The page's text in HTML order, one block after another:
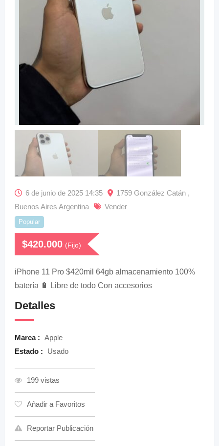
6 de junio de 2025 14:35
1759 González Catán ,
Buenos Aires Argentina
Vender
Popular
$420.000 (Fijo)
iPhone 11 Pro $420mil 64gb almacenamiento 100%
batería 🔋 Libre de todo Con accesorios
Detalles
Marca : Apple
Estado :
Usado
199 vistas
Añadir a Favoritos
Reportar Publicación